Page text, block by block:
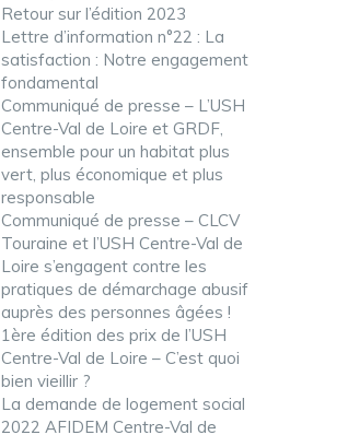
Retour sur l’édition 2023
Lettre d’information n°22 : La
satisfaction : Notre engagement
fondamental
Communiqué de presse – L’USH
Centre-Val de Loire et GRDF,
ensemble pour un habitat plus
vert, plus économique et plus
responsable
Communiqué de presse – CLCV
Touraine et l’USH Centre-Val de
Loire s’engagent contre les
pratiques de démarchage abusif
auprès des personnes âgées !
1ère édition des prix de l’USH
Centre-Val de Loire – C’est quoi
bien vieillir ?
La demande de logement social
2022 AFIDEM Centre-Val de